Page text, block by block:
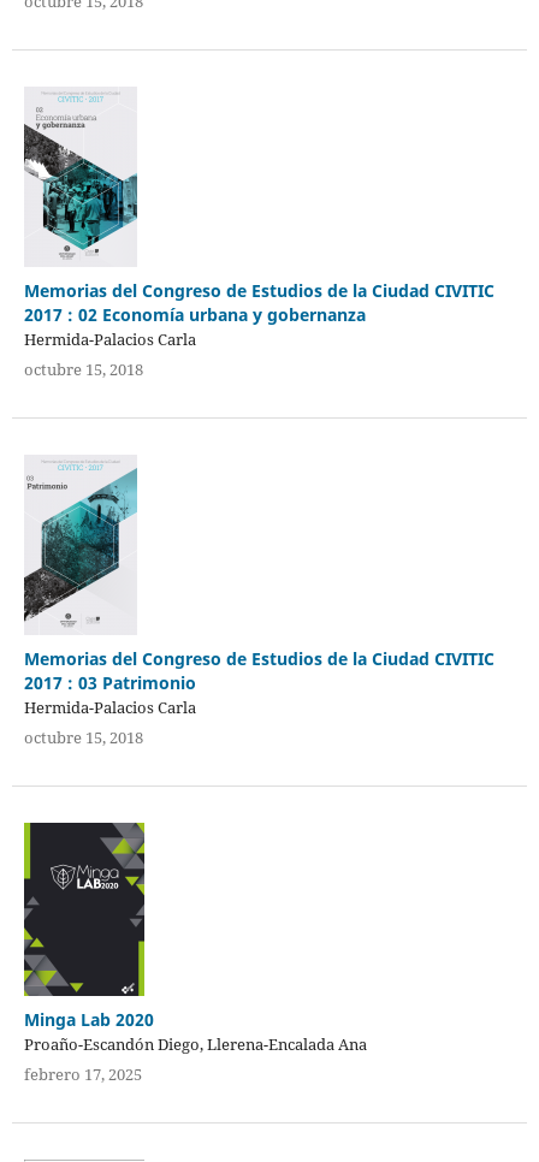
Memorias del Congreso de Estudios de la Ciudad CIVITIC
2017 : 02 Economía urbana y gobernanza
Hermida-Palacios Carla
octubre 15, 2018
Memorias del Congreso de Estudios de la Ciudad CIVITIC
2017 : 03 Patrimonio
Hermida-Palacios Carla
octubre 15, 2018
Minga Lab 2020
Proaño-Escandón Diego, Llerena-Encalada Ana
febrero 17, 2025